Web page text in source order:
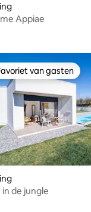
van 4,81 op 5,
Appiae
van 4,87 op 5,
van gasten
van gasten
in de jungle